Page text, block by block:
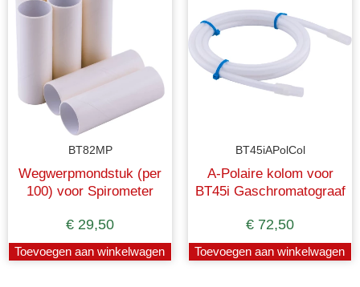
BT82MP
Wegwerpmondstuk (per
100) voor Spirometer
€ 29,50
Toevoegen aan winkelwagen
BT45iAPolCol
A-Polaire kolom voor
BT45i Gaschromatograaf
€ 72,50
Toevoegen aan winkelwagen